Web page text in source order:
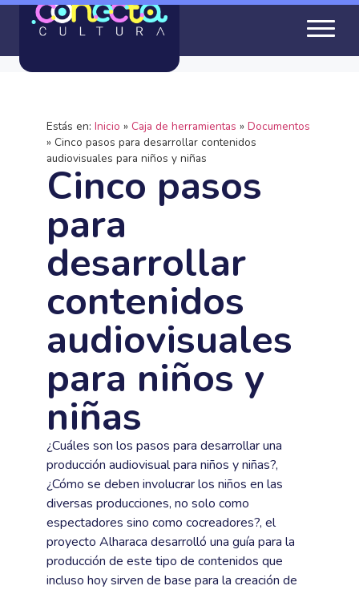
Estás en: Inicio » Caja de herramientas » Documentos
» Cinco pasos para desarrollar contenidos
audiovisuales para niños y niñas
Cinco pasos
para
desarrollar
contenidos
audiovisuales
para niños y
niñas
¿Cuáles son los pasos para desarrollar una
producción audiovisual para niños y niñas?,
¿Cómo se deben involucrar los niños en las
diversas producciones, no solo como
espectadores sino como cocreadores?, el
proyecto Alharaca desarrolló una guía para la
producción de este tipo de contenidos que
incluso hoy sirven de base para la creación de